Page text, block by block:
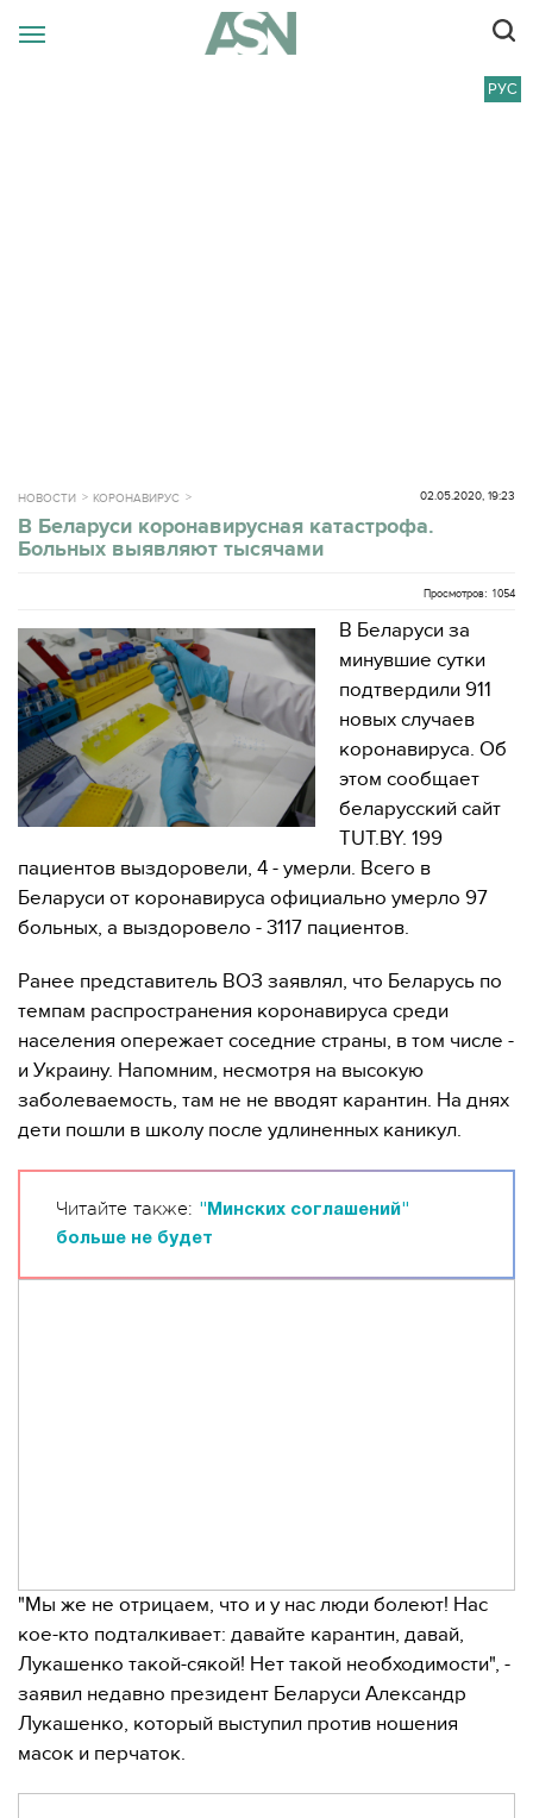
РУС
НОВОСТИ КОРОНАВИРУС 02.05.2020, 19:23
В Беларуси коронавирусная катастрофа.
Больных выявляют тысячами
Просмотров: 1054
В Беларуси за
минувшие сутки
подтвердили 911
новых случаев
коронавируса. Об
этом сообщает
беларусский сайт
TUT.BY. 199
пациентов выздоровели, 4 - умерли. Всего в
Беларуси от коронавируса официально умерло 97
больных, а выздоровело - 3117 пациентов.
Ранее представитель ВОЗ заявлял, что Беларусь по
темпам распространения коронавируса среди
населения опережает соседние страны, в том числе -
и Украину. Напомним, несмотря на высокую
заболеваемость, там не не вводят карантин. На днях
дети пошли в школу после удлиненных каникул.
Читайте также: "Минских соглашений"
больше не будет
"Мы же не отрицаем, что и у нас люди болеют! Нас
кое-кто подталкивает: давайте карантин, давай,
Лукашенко такой-сякой! Нет такой необходимости", -
заявил недавно президент Беларуси Александр
Лукашенко, который выступил против ношения
масок и перчаток.